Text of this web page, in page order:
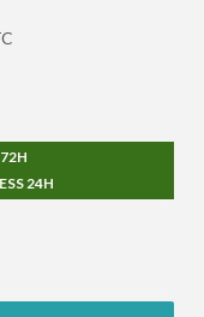
24H